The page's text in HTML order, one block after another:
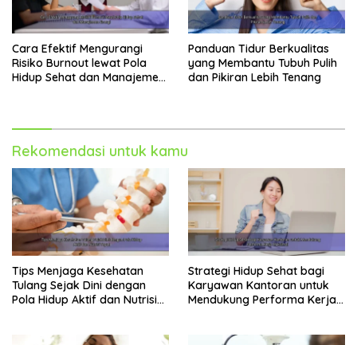
Cara Efektif Mengurangi
Risiko Burnout lewat Pola
Hidup Sehat dan Manajemen
Panduan Tidur Berkualitas
yang Membantu Tubuh Pulih
dan Pikiran Lebih Tenang
Rekomendasi untuk kamu
Tips Menjaga Kesehatan
Tulang Sejak Dini dengan
Pola Hidup Aktif dan Nutrisi
Strategi Hidup Sehat bagi
Karyawan Kantoran untuk
Mendukung Performa Kerja